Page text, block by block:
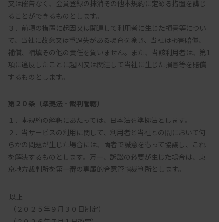
又は催告なく、会員登録の抹消その他本規約に定める措置を講じ
ることができるものとします。
３．前項の措置に起因又は関連して利用者に生じた損害等につい
て、当社に故意又は重過失がある場合を除き、当社は損害賠償、
補償、補填その他の責任を負いません。また、当該利用者は、第1
項に違反したことに起因又は関連して当社に生じた損害等を賠償
第２０条（準拠法・裁判管轄）
１．本規約の解釈にあたっては、日本法を準拠法とします。
２．当サービスの利用に関して、利用者と当社との間において何
らかの問題が生じた場合には、両者で誠意をもって協議し、これ
を解決するものとします。万一、訴訟の必要が生じた場合は、東
以上
（２０２５年９月３０日制定）